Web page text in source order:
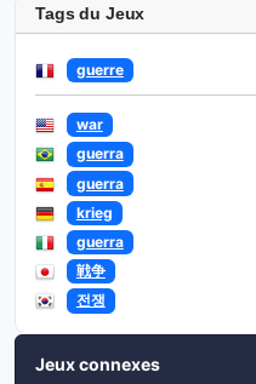
Tags du Jeux
guerre
war
guerra
guerra
krieg
guerra
戦争
전쟁
Jeux connexes